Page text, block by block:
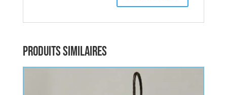
Produits similaires